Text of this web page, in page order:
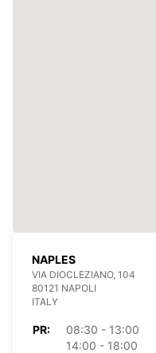
NAPLES
VIA DIOCLEZIANO, 104
80121 NAPOLI
ITALY
PR:
08:30 - 13:00
14:00 - 18:00